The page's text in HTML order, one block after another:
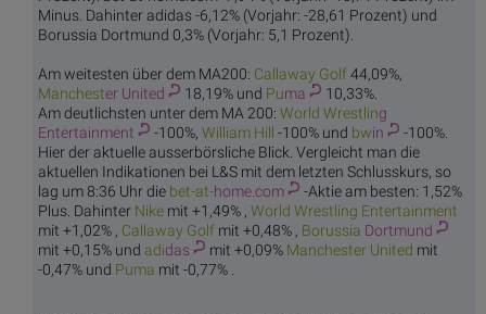
Minus. Dahinter adidas -6,12% (Vorjahr: -28,61 Prozent) und
Borussia Dortmund 0,3% (Vorjahr: 5,1 Prozent).
Am weitesten über dem MA200: Callaway Golf44,09%,
Manchester United 18,19% und Puma
10,33%.
Am deutlichsten unter dem MA 200: World Wrestling
Entertainment
-100%, William Hill -100% und bwin
-100%.
Hier der aktuelle ausserbörsliche Blick. Vergleicht man die
aktuellen Indikationen bei L&S mit dem letzten Schlusskurs, so
lag um 8:36 Uhr die bet-at-home.com
-Aktie am besten: 1,52%
Plus. Dahinter Nike mit +1,49% , World Wrestling Entertainment
mit +1,02% , Callaway Golf mit +0,48% , Borussia Dortmund
mit +0,15% und adidas mit +0,09% Manchester United mit
-0,47% und Puma mit -0,77% .